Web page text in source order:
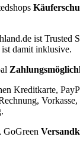
ist Trusted
damit inklusive.
Kreditkarte,